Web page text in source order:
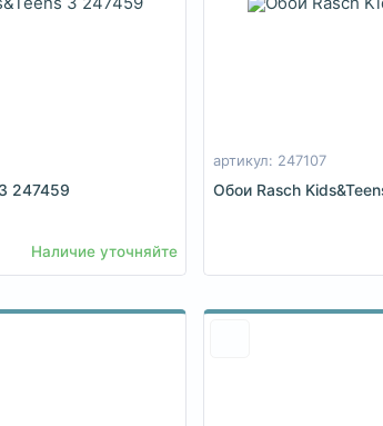
247459
Наличие уточняйте
артикул: 247107
Обои Rasch